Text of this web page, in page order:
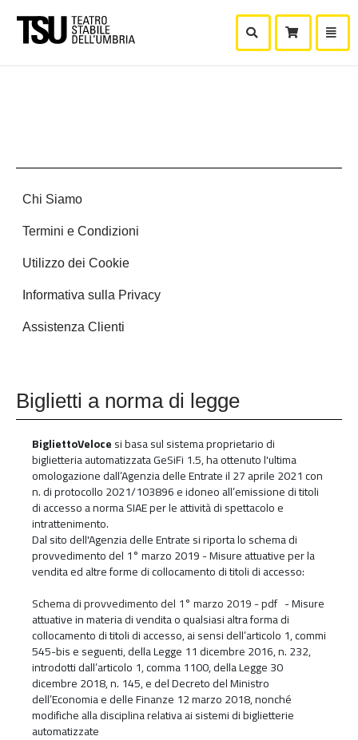
Mostra Ricerca
Chi Siamo
Termini e Condizioni
Utilizzo dei Cookie
Informativa sulla Privacy
Assistenza Clienti
Biglietti a norma di legge
BigliettoVeloce si basa sul sistema proprietario di
biglietteria automatizzata GeSiFi 1.5, ha ottenuto l'ultima
omologazione dall’Agenzia delle Entrate il 27 aprile 2021 con
n. di protocollo 2021/103896 e idoneo all’emissione di titoli
di accesso a norma SIAE per le attività di spettacolo e
intrattenimento.
Dal sito dell'Agenzia delle Entrate si riporta lo schema di
provvedimento del 1° marzo 2019 - Misure attuative per la
vendita ed altre forme di collocamento di titoli di accesso:
Schema di provvedimento del 1° marzo 2019 - pdf- Misure
attuative in materia di vendita o qualsiasi altra forma di
collocamento di titoli di accesso, ai sensi dell’articolo 1, commi
545-bis e seguenti, della Legge 11 dicembre 2016, n. 232,
introdotti dall’articolo 1, comma 1100, della Legge 30
dicembre 2018, n. 145, e del Decreto del Ministro
dell’Economia e delle Finanze 12 marzo 2018, nonché
modifiche alla disciplina relativa ai sistemi di biglietterie
automatizzate